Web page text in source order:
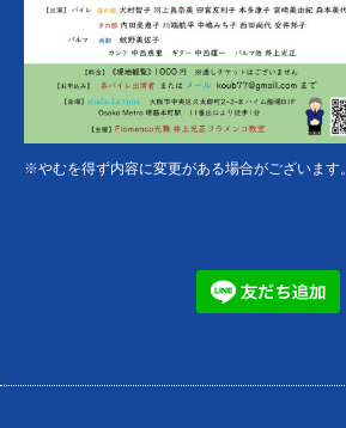
※やむを得ず内容に変更がある場合がございます